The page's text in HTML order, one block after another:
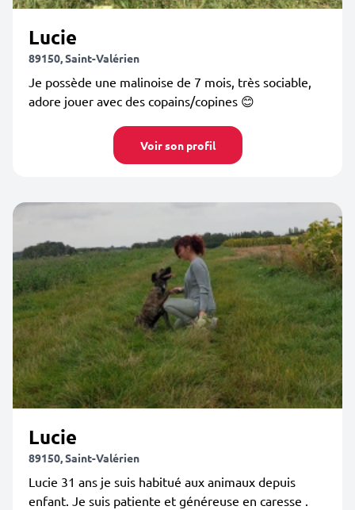
Lucie
89150, Saint-Valérien
Je possède une malinoise de 7 mois, très sociable,
adore jouer avec des copains/copines 😊
Voir son profil
Lucie
89150, Saint-Valérien
Lucie 31 ans je suis habitué aux animaux depuis
enfant. Je suis patiente et généreuse en caresse .